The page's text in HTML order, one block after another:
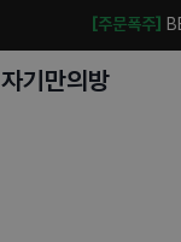
[주문폭주]
자기만의방